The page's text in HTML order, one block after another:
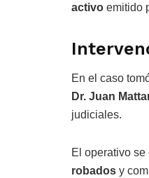
activo emitido
En el caso
Dr. Juan
judiciales.
El operativo
robados y